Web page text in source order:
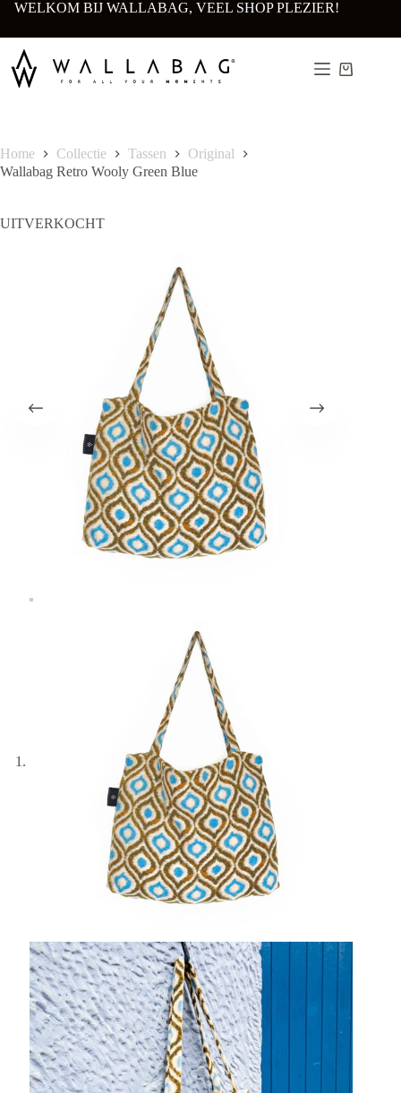
Ga
de
inhoud
WELKOM BIJ WALLABAG, VEEL SHOP PLEZIER!
Home Collectie Tassen
Original
Wallabag Retro Wooly Green Blue
UITVERKOCHT